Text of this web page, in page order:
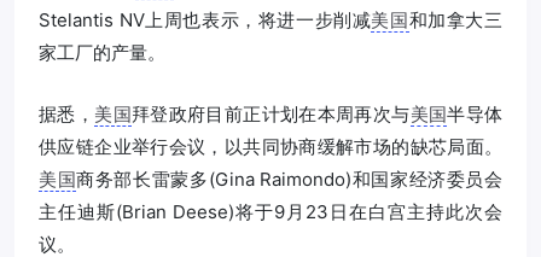
Stelantis NV上周也表示，将进一步削减美国和加拿大三
家工厂的产量。
据悉， 美国拜登政府目前正计划在本周再次与美国半导体
供应链企业举行会议，以共同协商缓解市场的缺芯局面。
美国商务部长雷蒙多(Gina Raimondo)和国家经济委员会
主任迪斯(Brian Deese)将于9月23日在白宫主持此次会
议。